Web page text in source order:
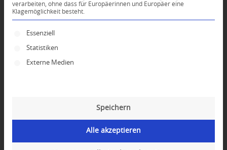
Dein Kommentar
An Diskussion beteiligen?
Hinterlassen Sie uns Ihren Kommentar!
verarbeiten, ohne dass für Europäerinnen und Europäer eine
Klagemöglichkeit besteht.
Es folgt eine Liste der Service-Gruppen, für die
Essenziell
Statistiken
Externe Medien
Speichern
Alle akzeptieren